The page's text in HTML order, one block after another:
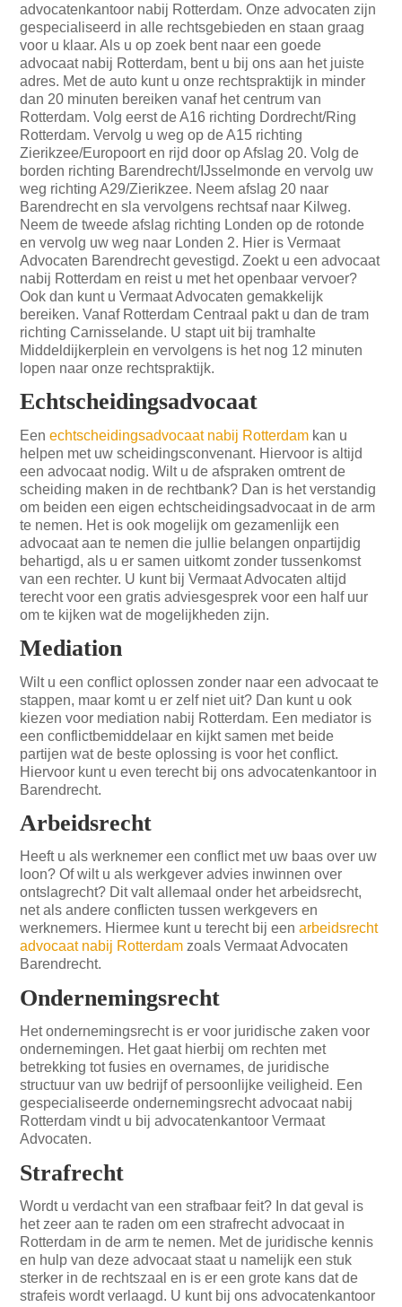
advocatenkantoor nabij Rotterdam. Onze advocaten zijn
gespecialiseerd in alle rechtsgebieden en staan graag
voor u klaar. Als u op zoek bent naar een goede
advocaat nabij Rotterdam, bent u bij ons aan het juiste
adres. Met de auto kunt u onze rechtspraktijk in minder
dan 20 minuten bereiken vanaf het centrum van
Rotterdam. Volg eerst de A16 richting Dordrecht/Ring
Rotterdam. Vervolg u weg op de A15 richting
Zierikzee/Europoort en rijd door op Afslag 20. Volg de
borden richting Barendrecht/IJsselmonde en vervolg uw
weg richting A29/Zierikzee. Neem afslag 20 naar
Barendrecht en sla vervolgens rechtsaf naar Kilweg.
Neem de tweede afslag richting Londen op de rotonde
en vervolg uw weg naar Londen 2. Hier is Vermaat
Advocaten Barendrecht gevestigd. Zoekt u een advocaat
nabij Rotterdam en reist u met het openbaar vervoer?
Ook dan kunt u Vermaat Advocaten gemakkelijk
bereiken. Vanaf Rotterdam Centraal pakt u dan de tram
richting Carnisselande. U stapt uit bij tramhalte
Middeldijkerplein en vervolgens is het nog 12 minuten
lopen naar onze rechtspraktijk.
Echtscheidingsadvocaat
Eenechtscheidingsadvocaat nabij Rotterdam kan u
helpen met uw scheidingsconvenant. Hiervoor is altijd
een advocaat nodig. Wilt u de afspraken omtrent de
scheiding maken in de rechtbank? Dan is het verstandig
om beiden een eigen echtscheidingsadvocaat in de arm
te nemen. Het is ook mogelijk om gezamenlijk een
advocaat aan te nemen die jullie belangen onpartijdig
behartigd, als u er samen uitkomt zonder tussenkomst
van een rechter. U kunt bij Vermaat Advocaten altijd
terecht voor een gratis adviesgesprek voor een half uur
om te kijken wat de mogelijkheden zijn.
Mediation
Wilt u een conflict oplossen zonder naar een advocaat te
stappen, maar komt u er zelf niet uit? Dan kunt u ook
kiezen voor mediation nabij Rotterdam. Een mediator is
een conflictbemiddelaar en kijkt samen met beide
partijen wat de beste oplossing is voor het conflict.
Hiervoor kunt u even terecht bij ons advocatenkantoor in
Barendrecht.
Arbeidsrecht
Heeft u als werknemer een conflict met uw baas over uw
loon? Of wilt u als werkgever advies inwinnen over
ontslagrecht? Dit valt allemaal onder het arbeidsrecht,
net als andere conflicten tussen werkgevers en
werknemers. Hiermee kunt u terecht bij eenarbeidsrecht
advocaat nabij Rotterdam zoals Vermaat Advocaten
Barendrecht.
Ondernemingsrecht
Het ondernemingsrecht is er voor juridische zaken voor
ondernemingen. Het gaat hierbij om rechten met
betrekking tot fusies en overnames, de juridische
structuur van uw bedrijf of persoonlijke veiligheid. Een
gespecialiseerde ondernemingsrecht advocaat nabij
Rotterdam vindt u bij advocatenkantoor Vermaat
Advocaten.
Strafrecht
Wordt u verdacht van een strafbaar feit? In dat geval is
het zeer aan te raden om een strafrecht advocaat in
Rotterdam in de arm te nemen. Met de juridische kennis
en hulp van deze advocaat staat u namelijk een stuk
sterker in de rechtszaal en is er een grote kans dat de
strafeis wordt verlaagd. U kunt bij ons advocatenkantoor